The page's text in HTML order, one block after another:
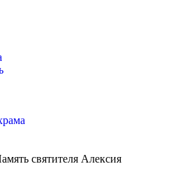
святителя Алексия